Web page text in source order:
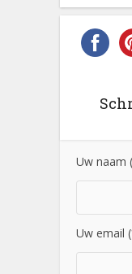
Uw naam
Uw email